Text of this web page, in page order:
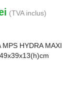
(TVA inclus)